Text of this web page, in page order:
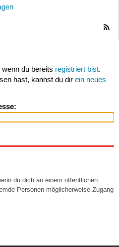
du bereits registriert bist.
hast, kannst du dir ein neues
du dich an einem öffentlichen
Personen möglicherweise Zugang